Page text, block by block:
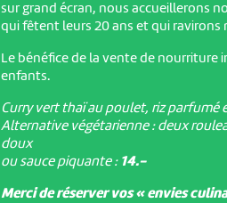
sur grand écran, nous accueillerons
qui fêtent leurs 20 ans et qui ravirons
Le bénéfice de la vente de nourriture
enfants.
Curry vert thaï au poulet, riz parfumé
Alternative végétarienne : deux
doux
ou sauce piquante : 14.-
Merci de réserver vos « envies